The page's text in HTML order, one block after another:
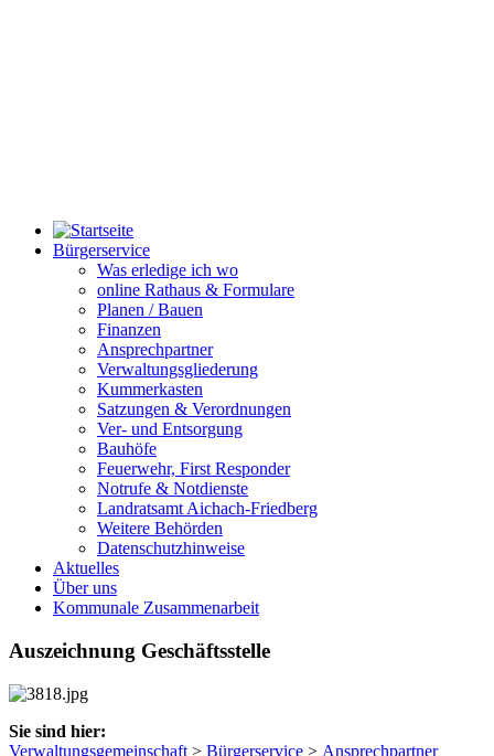
Bürgerservice
Was erledige ich wo
online Rathaus & Formulare
Planen / Bauen
Finanzen
Ansprechpartner
Verwaltungsgliederung
Kummerkasten
Satzungen & Verordnungen
Ver- und Entsorgung
Bauhöfe
Feuerwehr, First Responder
Notrufe & Notdienste
Landratsamt Aichach-Friedberg
Weitere Behörden
Datenschutzhinweise
Aktuelles
Über uns
Kommunale Zusammenarbeit
Auszeichnung Geschäftsstelle
Sie sind hier:
Verwaltungsgemeinschaft > Bürgerservice > Ansprechpartner